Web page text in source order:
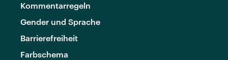
Kommentarregeln
Gender und Sprache
Barrierefreiheit
Farbschema